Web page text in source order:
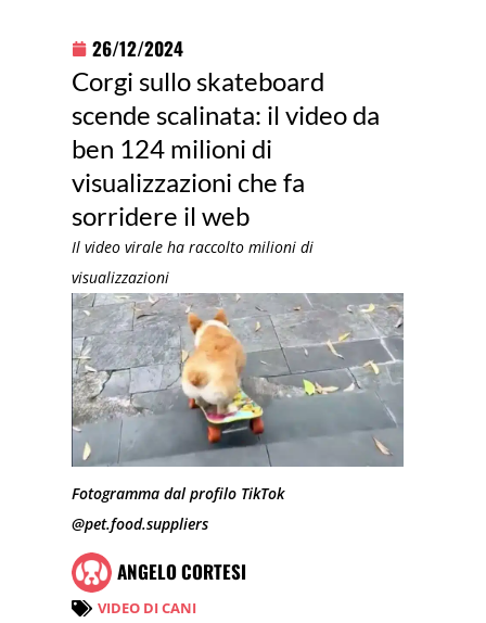
26/12/2024
Corgi sullo skateboard
scende scalinata: il video da
ben 124 milioni di
visualizzazioni che fa
sorridere il web
Il video virale ha raccolto milioni di
visualizzazioni
Fotogramma dal profilo TikTok
@pet.food.suppliers
ANGELO CORTESI
VIDEO DI CANI